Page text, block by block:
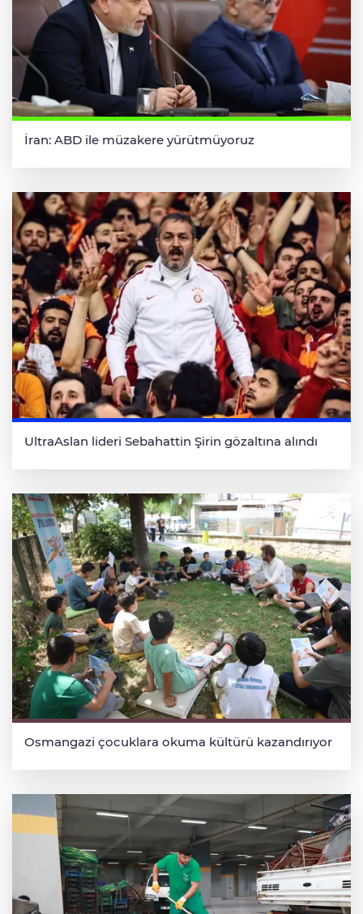
İran: ABD ile müzakere yürütmüyoruz
UltraAslan lideri Sebahattin Şirin gözaltına alındı
Osmangazi çocuklara okuma kültürü kazandırıyor